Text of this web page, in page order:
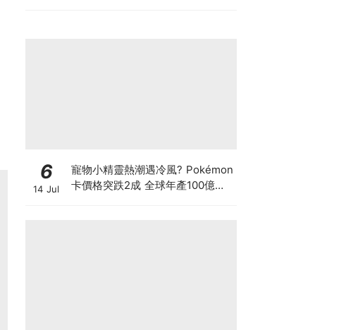
6
14 Jul
寵物小精靈熱潮遇冷風? Pokémon
卡價格突跌2成 全球年產100億張